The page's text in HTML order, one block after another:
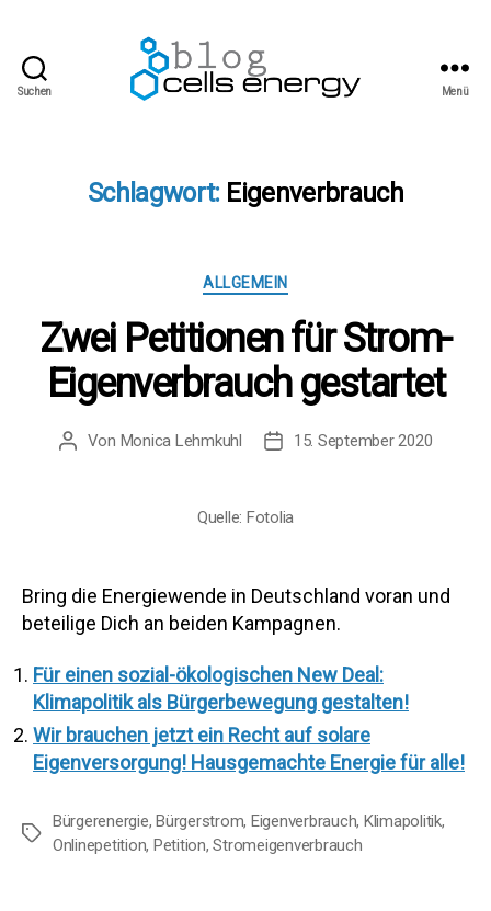
Suchen Menü
Schlagwort: Eigenverbrauch
Kategorien
ALLGEMEIN
Zwei Petitionen für Strom-
Eigenverbrauch gestartet
Beitragsautor
Von Monica Lehmkuhl Beitragsdatum
15. September 2020
Quelle: Fotolia
Bring die Energiewende in Deutschland voran und
beteilige Dich an beiden Kampagnen.
Für einen sozial-ökologischen New Deal:
Klimapolitik als Bürgerbewegung gestalten!
Wir brauchen jetzt ein Recht auf solare
Eigenversorgung! Hausgemachte Energie für alle!
Schlagwörter
Bürgerenergie,Bürgerstrom, Eigenverbrauch, Klimapolitik,
Onlinepetition, Petition,Stromeigenverbrauch